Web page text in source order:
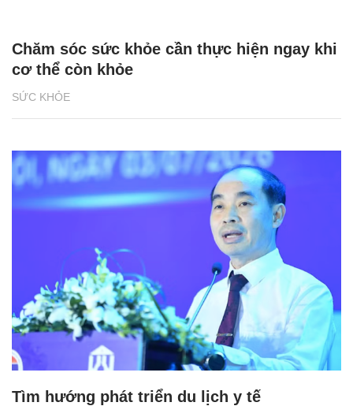
SỨC KHỎE
Chăm sóc sức khỏe cần thực hiện ngay khi
cơ thể còn khỏe
Tìm hướng phát triển du lịch y tế